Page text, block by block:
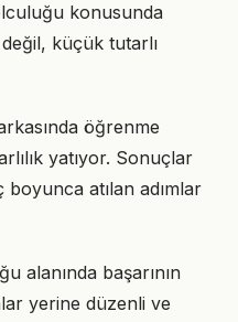
konusunda
küçük tutarlı
öğrenme
yatıyor. Sonuçlar
atılan adımlar
alanında başarının
yerine düzenli ve